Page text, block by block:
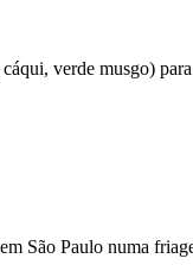
verde musgo)
São Paulo numa